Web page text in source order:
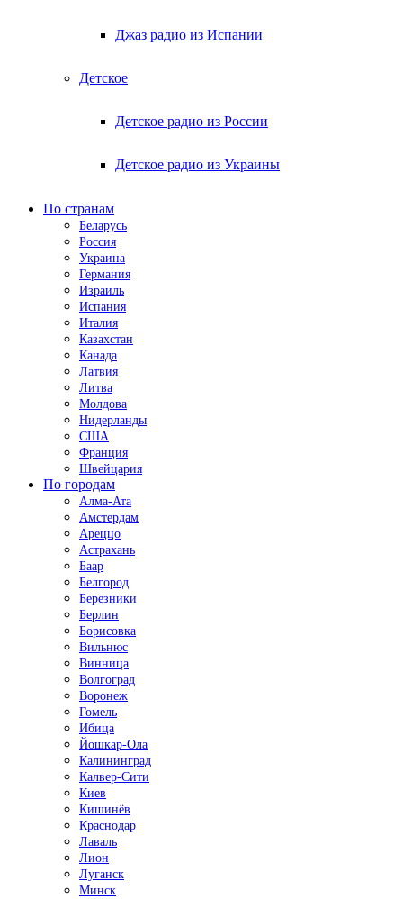
Джаз радио из Испании
Детское
Детское радио из России
Детское радио из Украины
По странам
Беларусь
Россия
Украина
Германия
Израиль
Испания
Италия
Казахстан
Канада
Латвия
Литва
Молдова
Нидерланды
США
Франция
Швейцария
По городам
Алма-Ата
Амстердам
Ареццо
Астрахань
Баар
Белгород
Березники
Берлин
Борисовка
Вильнюс
Винница
Волгоград
Воронеж
Гомель
Ибица
Йошкар-Ола
Калининград
Калвер-Сити
Киев
Кишинёв
Краснодар
Лаваль
Лион
Луганск
Минск